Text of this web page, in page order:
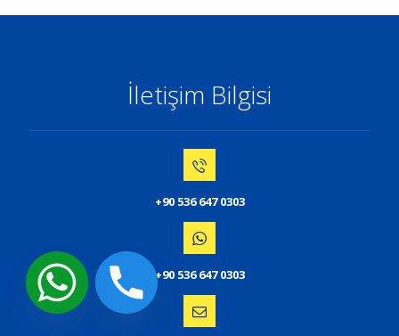
İletişim Bilgisi
+90 536 647 0303
+90 536 647 0303